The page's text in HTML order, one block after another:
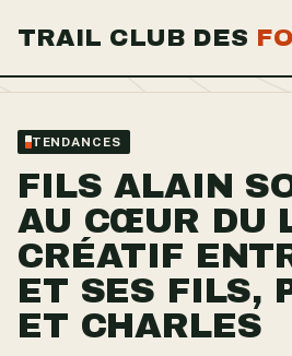
TRAIL CLUB DES
TENDANCES
FILS ALAIN
AU CŒUR DU
CRÉATIF
ET SES FILS,
ET CHARLES